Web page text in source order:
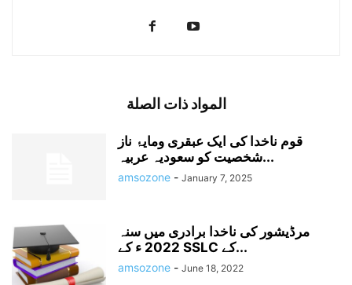
المواد ذات الصلة
قوم ناخدا کی ایک عبقری ومایۂ ناز
شخصیت کو سعودیہ عربیہ...
amsozone - January 7, 2025
مرڈیشور کی ناخدا برادری میں سنہ
2022 ء کے SSLC کے...
amsozone - June 18, 2022